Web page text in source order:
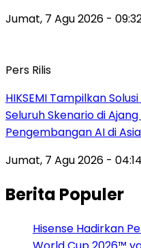
Jumat, 7 Agu 2026 -
Pers Rilis
HIKSEMI Tampilkan
Seluruh Skenario di
Pengembangan AI di
Jumat, 7 Agu 2026 -
Berita Populer
Hisense Hadirkan